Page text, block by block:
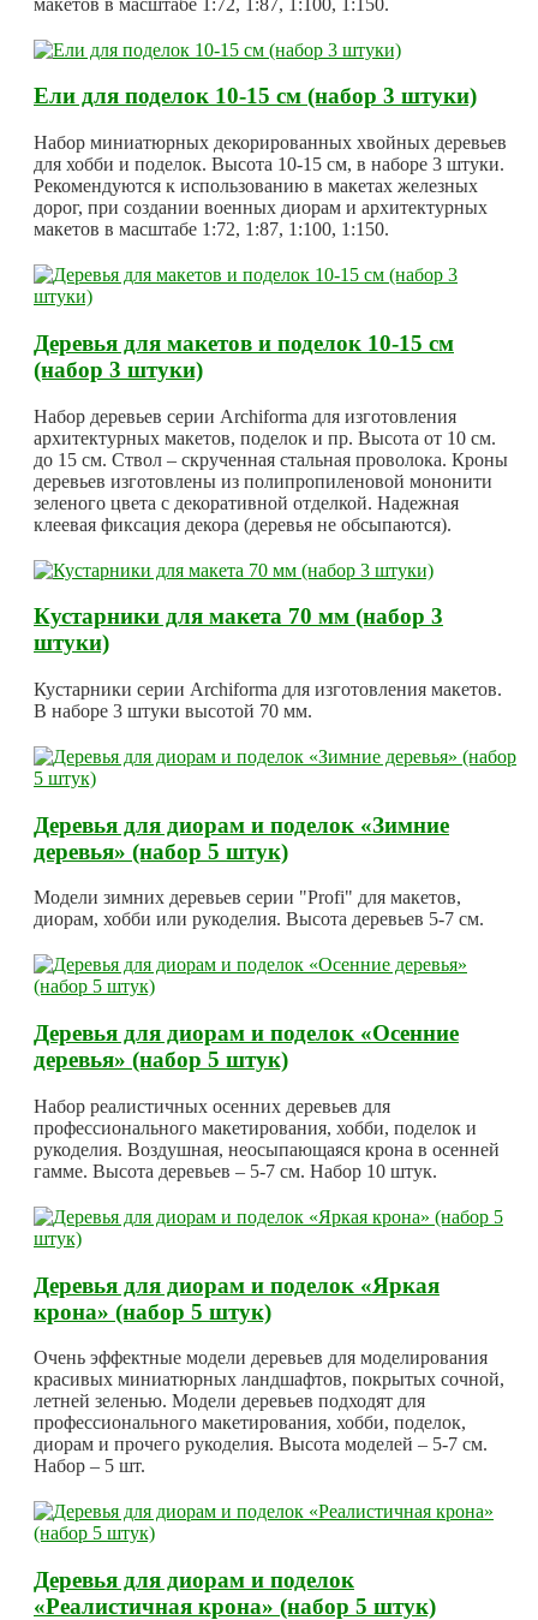
Ели для поделок 10-15 см (набор 3 штуки)
Набор миниатюрных декорированных хвойных деревьев
для хобби и поделок. Высота 10-15 см, в наборе 3 штуки.
Рекомендуются к использованию в макетах железных
дорог, при создании военных диорам и архитектурных
макетов в масштабе 1:72, 1:87, 1:100, 1:150.
Деревья для макетов и поделок 10-15 см
(набор 3 штуки)
Набор деревьев серии Archiforma для изготовления
архитектурных макетов, поделок и пр. Высота от 10 см.
до 15 см. Ствол – скрученная стальная проволока. Кроны
деревьев изготовлены из полипропиленовой мононити
зеленого цвета с декоративной отделкой. Надежная
клеевая фиксация декора (деревья не обсыпаются).
Кустарники для макета 70 мм (набор 3
штуки)
Кустарники серии Archiforma для изготовления макетов.
В наборе 3 штуки высотой 70 мм.
Деревья для диорам и поделок «Зимние
деревья» (набор 5 штук)
Модели зимних деревьев серии "Profi" для макетов,
диорам, хобби или рукоделия. Высота деревьев 5-7 см.
Деревья для диорам и поделок «Осенние
деревья» (набор 5 штук)
Набор реалистичных осенних деревьев для
профессионального макетирования, хобби, поделок и
рукоделия. Воздушная, неосыпающаяся крона в осенней
гамме. Высота деревьев – 5-7 см. Набор 10 штук.
Деревья для диорам и поделок «Яркая
крона» (набор 5 штук)
Очень эффектные модели деревьев для моделирования
красивых миниатюрных ландшафтов, покрытых сочной,
летней зеленью. Модели деревьев подходят для
профессионального макетирования, хобби, поделок,
диорам и прочего рукоделия. Высота моделей – 5-7 см.
Набор – 5 шт.
Деревья для диорам и поделок
«Реалистичная крона» (набор 5 штук)